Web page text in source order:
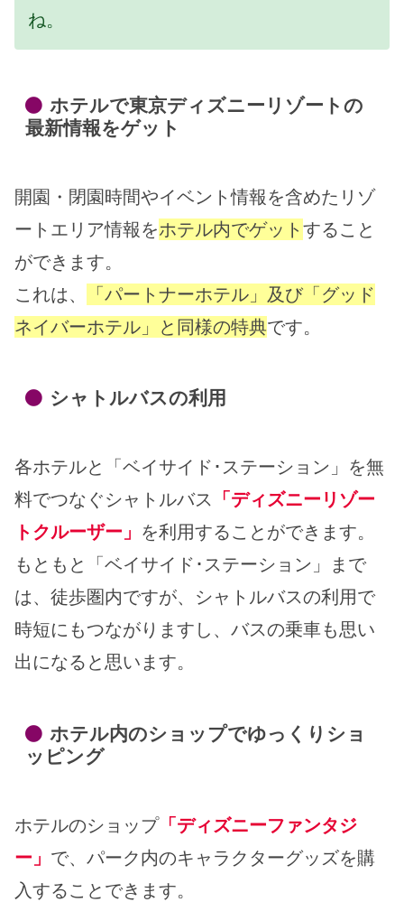
ね。
ホテルで東京ディズニーリゾートの
最新情報をゲット
開園・閉園時間やイベント情報を含めたリゾ
ートエリア情報をホテル内でゲット すること
ができます。
これは、
「パートナーホテル」及び「グッド
ネイバーホテル」と同様の特典です。
シャトルバスの利用
各ホテルと「ベイサイド･ステーション」を無
料でつなぐシャトルバス 「ディズニーリゾー
トクルーザー 」 を利用することができます。
もともと「ベイサイド･ステーション」まで
は、徒歩圏内ですが、シャトルバスの利用で
時短にもつながりますし、バスの乗車も思い
出になると思います。
ホテル内のショップでゆっくりショ
ッピング
ホテルのショップ「ディズニーファンタジ
ー」 で、パーク内のキャラクターグッズを購
入することできます。